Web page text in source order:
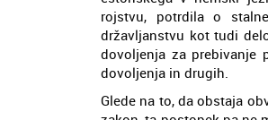
rojstvu, potrdila o
državljanstvu kot tudi
dovoljenja za prebivanje
dovoljenja in drugih.
Glede na to, da obstaja